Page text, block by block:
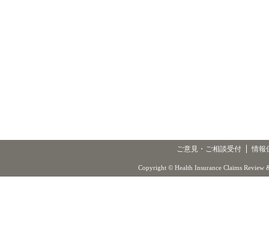
ご意見・ご相談受付 情報
Copyright © Health Insurance Claims Review